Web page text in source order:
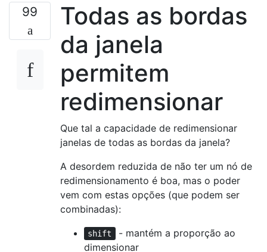
99
Todas as bordas
da janela
permitem
redimensionar
Que tal a capacidade de redimensionar
janelas de todas as bordas da janela?
A desordem reduzida de não ter um nó de
redimensionamento é boa, mas o poder
vem com estas opções (que podem ser
combinadas):
shift - mantém a proporção ao
dimensionar